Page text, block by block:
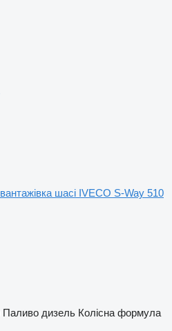
вантажівка шасі IVECO S-Way 510
Паливо дизель Колісна формула